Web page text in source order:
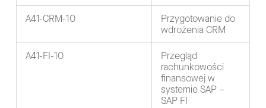
A41-CRM-10
Przygotowanie do
wdrożenia CRM
A41-FI-10
Przegląd
rachunkowości
finansowej w
systemie SAP –
SAP FI